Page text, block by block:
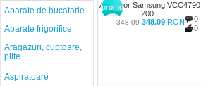
promo
0
0
Aspirator Samsung VCC4790,
200...
348.09 348.09 RON
Aparate de bucatarie
Aparate frigorifice
Aragazuri, cuptoare,
plite
Aspiratoare